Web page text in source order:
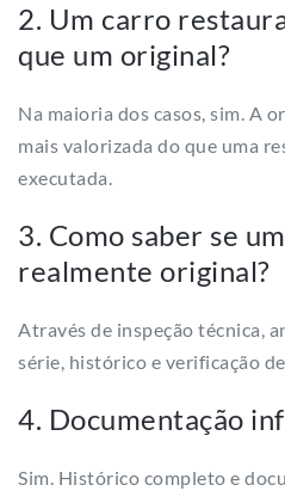
2. Um carro
que um original?
Na maioria dos casos, sim. A
mais valorizada do que uma
executada.
3. Como saber se
realmente original?
Através de inspeção técnica,
série, histórico e verificação
4. Documentação
Sim. Histórico completo e